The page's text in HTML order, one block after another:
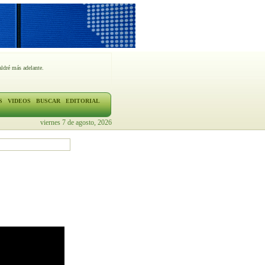
más adelante.
VIDEOS BUSCAR
EDITORIAL
viernes 7 de agosto, 2026